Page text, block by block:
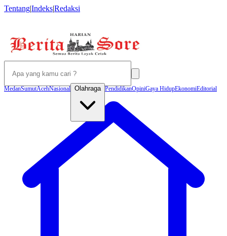
Tentang|Indeks|Redaksi
MedanSumutAcehNasional Olahraga PendidikanOpiniGaya HidupEkonomiEditorial